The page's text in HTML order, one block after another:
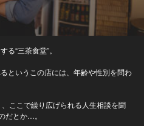
“三茶食堂”。
というこの店には、年齢や性別を問わ
ここで繰り広げられる人生相談を聞
だとか…。